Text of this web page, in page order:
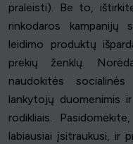
praleisti). Be to,
rinkodaros kampanijų
leidimo produktų
prekių ženklų.
naudokitės
lankytojų duomenimis
rodikliais.
labiausiai įsitraukusi, ir